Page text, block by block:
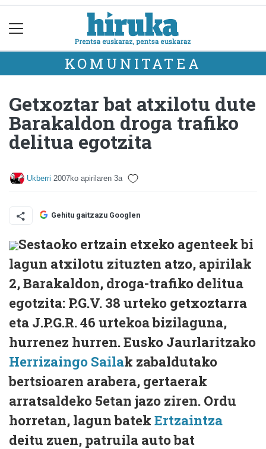
KOMUNITATEA
Getxoztar bat atxilotu dute
Barakaldon droga trafiko
delitua egotzita
Ukberri 2007ko apirilaren 3a
Gehitu gaitzazu Googlen
Sestaoko ertzain etxeko agenteek bi
lagun atxilotu zituzten atzo, apirilak
2, Barakaldon, droga-trafiko delitua
egotzita: P.G.V. 38 urteko getxoztarra
eta J.P.G.R. 46 urtekoa bizilaguna,
hurrenez hurren. Eusko Jaurlaritzako
Herrizaingo Sailak zabaldutako
bertsioaren arabera, gertaerak
arratsaldeko 5etan jazo ziren. Ordu
horretan, lagun batek Ertzaintza
deitu zuen, patruila auto bat